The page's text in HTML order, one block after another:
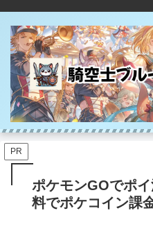
PR
ポケモンGOでポ
料でポケコイン課